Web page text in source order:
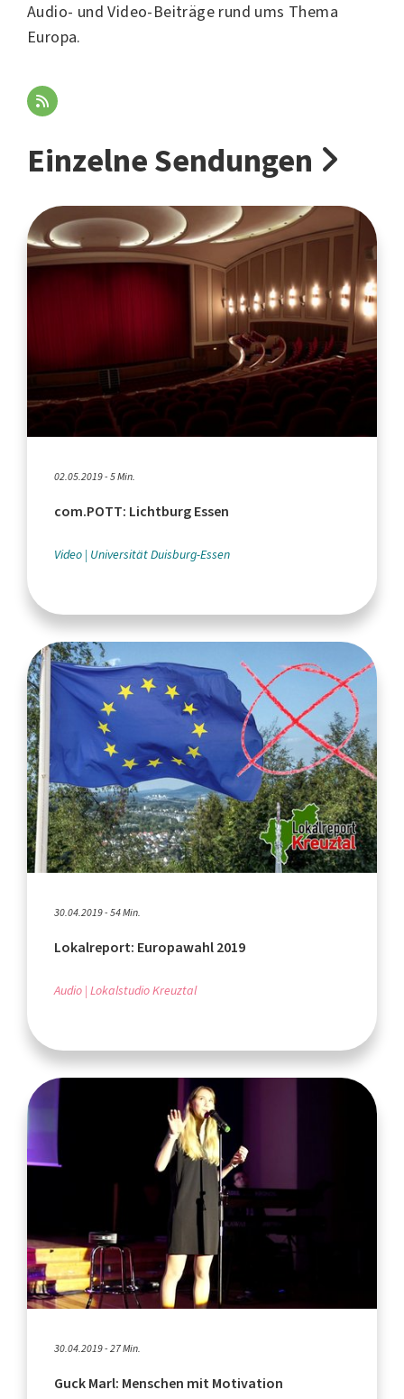
Audio- und Video-Beiträge rund ums Thema
Europa.
Einzelne Sendungen
02.05.2019 - 5 Min.
com.POTT: Lichtburg Essen
Video Universität Duisburg-Essen
30.04.2019 - 54 Min.
Lokalreport: Europawahl 2019
Audio Lokalstudio Kreuztal
30.04.2019 - 27 Min.
Guck Marl: Menschen mit Motivation